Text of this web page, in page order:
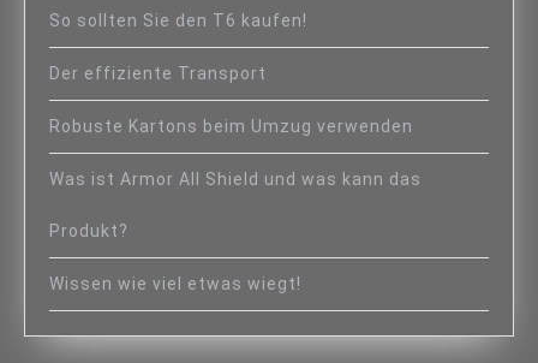
So sollten Sie den T6 kaufen!
Der effiziente Transport
Robuste Kartons beim Umzug verwenden
Was ist Armor All Shield und was kann das
Produkt?
Wissen wie viel etwas wiegt!